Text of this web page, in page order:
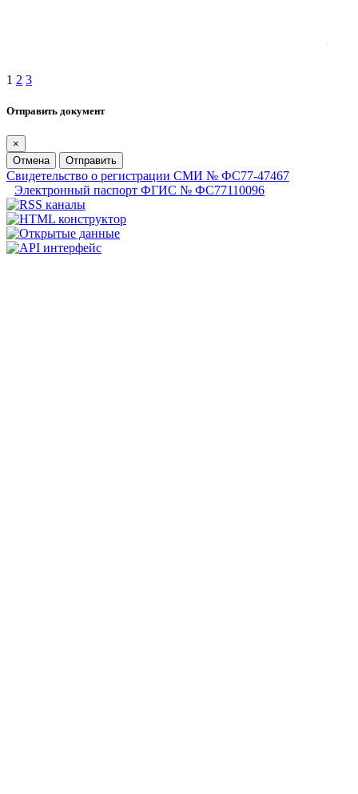
1 2 3
Отправить документ
×
Отмена
Отправить
Свидетельство о регистрации СМИ № ФС77-47467
Электронный паспорт ФГИС № ФС77110096